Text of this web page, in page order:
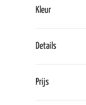
Kleur
Details
Prijs